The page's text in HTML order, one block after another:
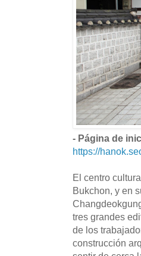
- Página de
https://
El centro
Bukchon, y en
tres grandes
de los
construcción